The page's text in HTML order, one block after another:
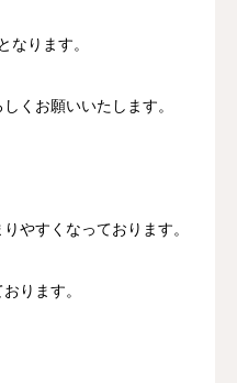
なります。
くお願いいたします。
やすくなっております。
ります。